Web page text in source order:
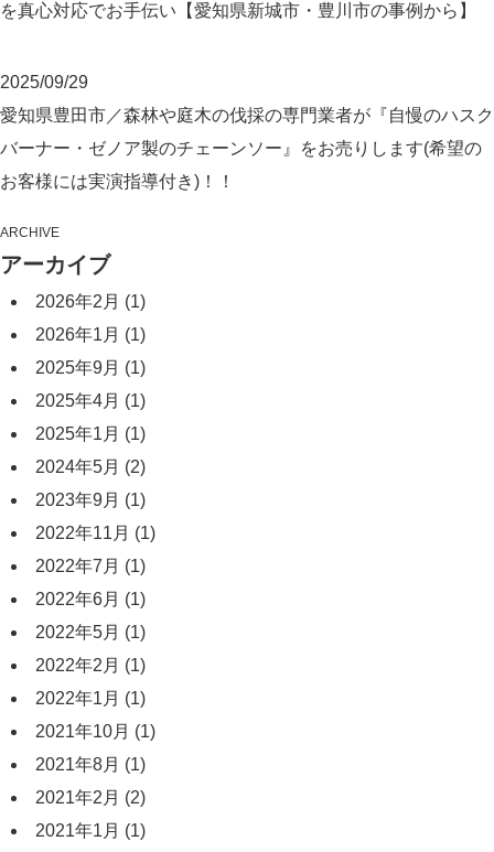
を真心対応でお手伝い【愛知県新城市・豊川市の事例から】
2025/09/29
愛知県豊田市／森林や庭木の伐採の専門業者が『自慢のハスク
バーナー・ゼノア製のチェーンソー』をお売りします(希望の
お客様には実演指導付き)！！
ARCHIVE
アーカイブ
2026年2月 (1)
2026年1月 (1)
2025年9月 (1)
2025年4月 (1)
2025年1月 (1)
2024年5月 (2)
2023年9月 (1)
2022年11月 (1)
2022年7月 (1)
2022年6月 (1)
2022年5月 (1)
2022年2月 (1)
2022年1月 (1)
2021年10月 (1)
2021年8月 (1)
2021年2月 (2)
2021年1月 (1)